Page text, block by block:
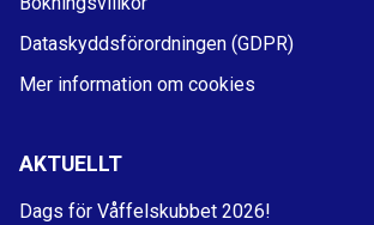
Dataskyddsförordningen (GDPR)
Mer information om cookies
AKTUELLT
Dags för Våffelskubbet 2026!